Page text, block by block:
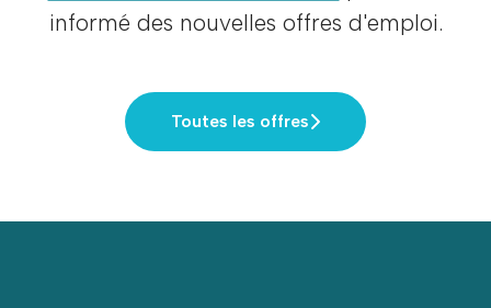
informé des nouvelles offres d'emploi.
Toutes les offres